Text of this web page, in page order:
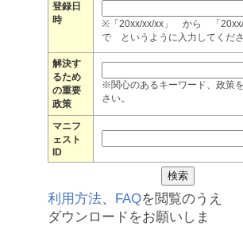
登録日
時
※「20xx/xx/xx」 から 「20xx/
で というように入力してくださ
解決す
るため
の重要
政策
※関心のあるキーワード、政策
さい。
マニフ
ェスト
ID
利用方法、 FAQを閲覧のうえ
ダウンロードをお願いしま